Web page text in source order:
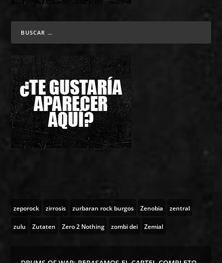
zeporock zirrosis zurbaran rock burgos Zenobia zentral
zulu Zutaten Zero 2 Nothing zombi dei Zemial